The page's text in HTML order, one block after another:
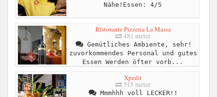
Nähe!Essen: 4/5
Ristorante Pizzeria La Massa
481 meter
Gemütliches Ambiente, sehr!
zuvorkommendes Personal und gutes
Essen Werden öfter vorb...
Xpedit
515 meter
Mmmhhh voll LECKER!!